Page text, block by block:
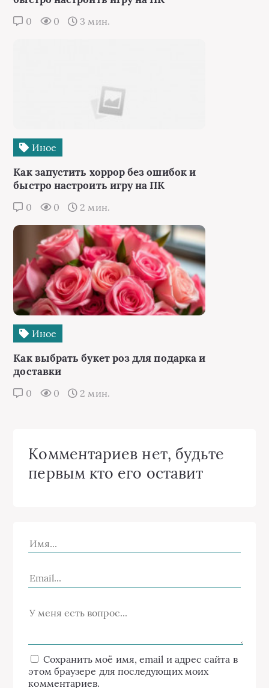
0 0 3 мин.
Иное
Как запустить хоррор без ошибок и
быстро настроить игру на ПК
0 0 2 мин.
Иное
Как выбрать букет роз для подарка и
доставки
0 0 2 мин.
Комментариев нет, будьте
первым кто его оставит
Сохранить моё имя, email и адрес сайта в
этом браузере для последующих моих
комментариев.